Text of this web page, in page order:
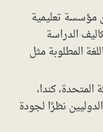
تعليمية
الدراسة
المطلوبة مثل
المتحدة، كندا،
نظرًا لجودة